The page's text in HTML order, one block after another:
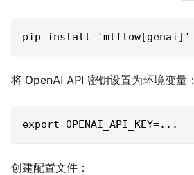
pip install 'mlflow[genai]'
将 OpenAI API 密钥设置为环境变量：
export OPENAI_API_KEY=...
创建配置文件：